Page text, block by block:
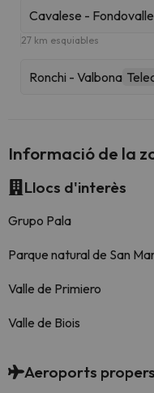
Cavalese - Fondovalle
27 km esquiables
Ronchi - Valbona
Informació de la
Llocs d'interès
Grupo Pala
Parque natural de San
Valle de Primiero
Valle de Biois
Aeroports propers